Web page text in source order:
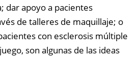
dar apoyo a pacientes
de talleres de maquillaje; o
con esclerosis múltiple
son algunas de las ideas